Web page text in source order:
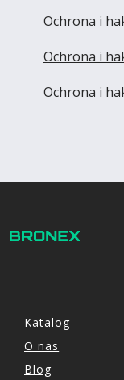
Ochrona i
Ochrona i
Ochrona i
Katalog
O nas
Blog